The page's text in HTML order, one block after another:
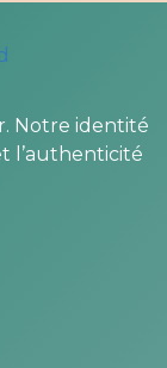
Notre identité
l’authenticité